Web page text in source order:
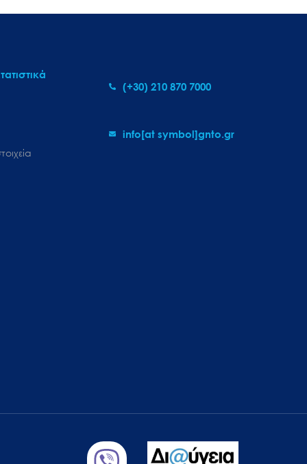
(+30) 210 870 7000
info[at symbol]gnto.gr